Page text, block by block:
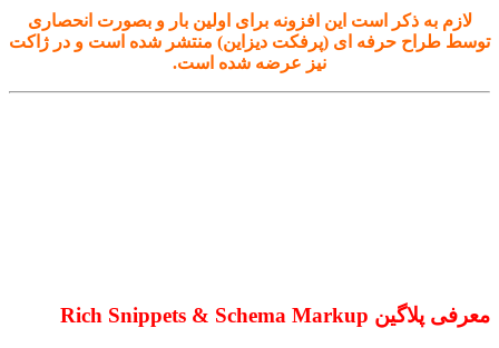
لازم به ذکر است این افزونه برای اولین بار و بصورت انحصاری
توسط طراح حرفه ای (پرفکت دیزاین) منتشر شده است و در ژاکت
نیز عرضه شده است.
معرفی پلاگین Rich Snippets & Schema Markup